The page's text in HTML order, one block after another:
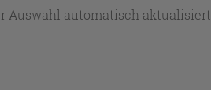
Auswahl automatisch aktualisiert.